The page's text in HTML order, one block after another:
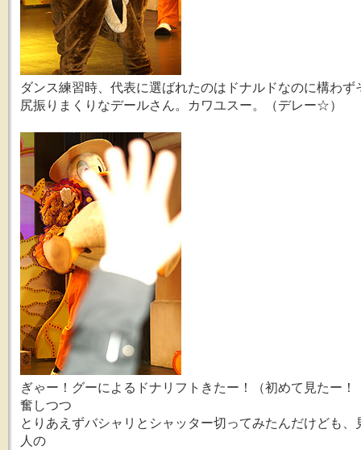
ダンス練習時、代表に選ばれたのはドナルドなのに構わず
尻振りまくりなデールさん。カワユスー。（デレー☆）
ぎゃー！グーによるドナリフトきたー！（初めて見たー！
奮しつつ
とりあえずバシャリとシャッター切ってみたんだけども、
人の